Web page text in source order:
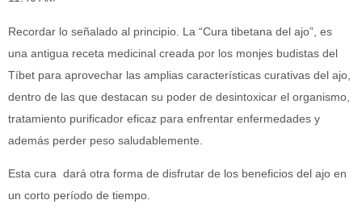
Recordar lo señalado al principio. La “Cura tibetana del ajo”, es
una antigua receta medicinal creada por los monjes budistas del
Tíbet para aprovechar las amplias características curativas del ajo,
dentro de las que destacan su poder de desintoxicar el organismo,
tratamiento purificador eficaz para enfrentar enfermedades y
además perder peso saludablemente.
Esta cura dará otra forma de disfrutar de los beneficios del ajo en
un corto período de tiempo.